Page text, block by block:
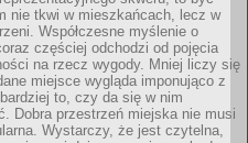
nie tkwi w mieszkańcach, lecz w
Współczesne myślenie o
częściej odchodzi od pojęcia
na rzecz wygody. Mniej liczy się
miejsce wygląda imponująco z
to, czy da się w nim
Dobra przestrzeń miejska nie musi
Wystarczy, że jest czytelna,